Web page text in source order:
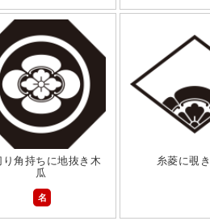
り角持ちに地抜き木
瓜
名
糸菱に覗